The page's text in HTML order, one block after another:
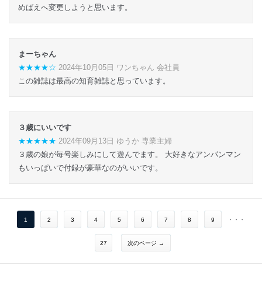
めばえへ変更しようと思います。
まーちゃん
★★★★☆ 2024年10月05日 ワンちゃん 会社員
この雑誌は最高の知育雑誌と思っています。
３歳にいいです
★★★★★ 2024年09月13日 ゆうか 専業主婦
３歳の娘が毎号楽しみにして遊んでます。 大好きなアンパンマン
もいっぱいで付録が豪華なのがいいです。
1 2 3 4 5 6 7 8 9 ・・・
27 次のページ →